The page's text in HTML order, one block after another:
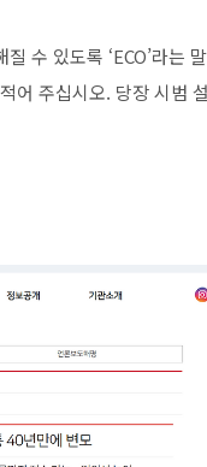
수 있도록 ‘ECO’라는
어 주십시오. 당장 시범